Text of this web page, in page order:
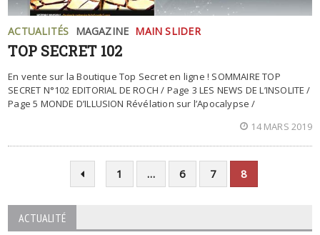
ACTUALITÉS MAGAZINE MAIN SLIDER
TOP SECRET 102
En vente sur la Boutique Top Secret en ligne ! SOMMAIRE TOP
SECRET N°102 EDITORIAL DE ROCH / Page 3 LES NEWS DE L’INSOLITE /
Page 5 MONDE D’ILLUSION Révélation sur l’Apocalypse /
14 MARS 2019
1 … 6 7 8
ACTUALITÉ